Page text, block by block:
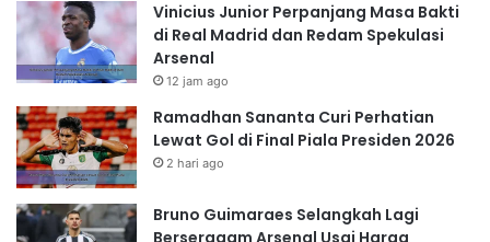
Vinicius Junior Perpanjang Masa Bakti
di Real Madrid dan Redam Spekulasi
Arsenal
12 jam ago
Ramadhan Sananta Curi Perhatian
Lewat Gol di Final Piala Presiden 2026
2 hari ago
Bruno Guimaraes Selangkah Lagi